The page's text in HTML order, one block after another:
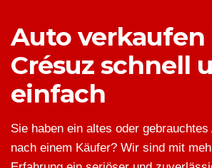
Auto verkaufen
Crésuz schnell
einfach
Sie haben ein altes oder
nach einem Käufer? Wir sind mit